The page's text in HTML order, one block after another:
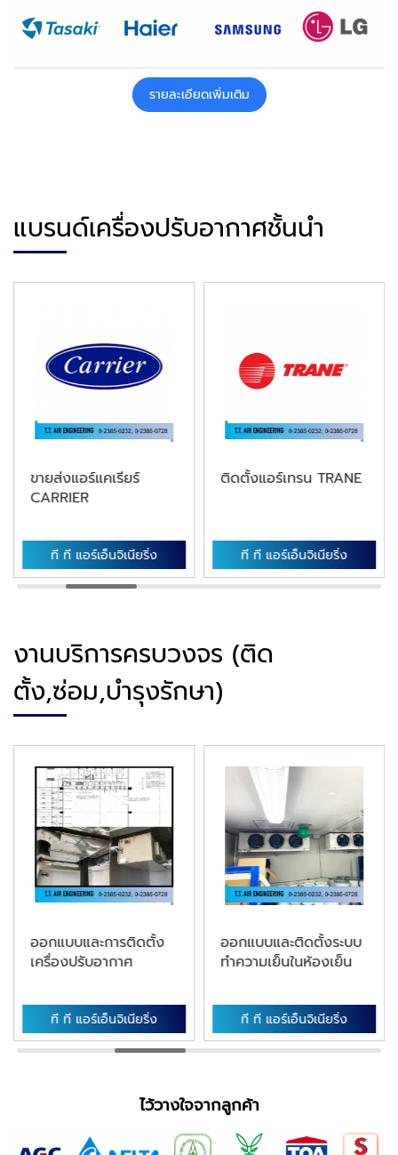
รายละเอียดเพิ่มเติม
แบรนด์เครื่องปรับอากาศชั้นนำ
ขายส่งแอร์แคเรียร์
CARRIER
ที ที แอร์เอ็นจิเนียริ่ง
ติดตั้งแอร์เทรน TRANE
ที ที แอร์เอ็นจิเนียริ่ง
งานบริการครบวงจร (ติด
ตั้ง,ซ่อม,บำรุงรักษา)
ออกแบบและการติดตั้ง
เครื่องปรับอากาศ
ที ที แอร์เอ็นจิเนียริ่ง
ออกแบบและติดตั้งระบบ
ทำความเย็นในห้องเย็น
ที ที แอร์เอ็นจิเนียริ่ง
ไว้วางใจจากลูกค้า